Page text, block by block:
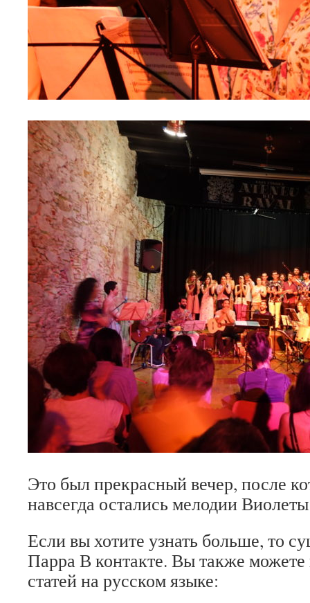
Это был прекрасный вечер, после
навсегда остались мелодии
Если вы хотите узнать больше, то
Парра В контакте. Вы также можете
статей на русском языке: